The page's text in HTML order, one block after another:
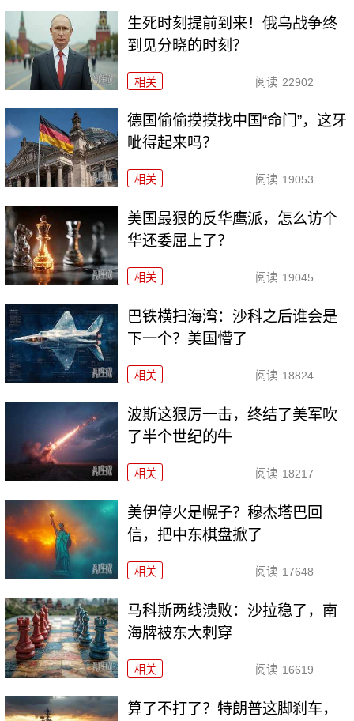
生死时刻提前到来！俄乌战争终
到见分晓的时刻？
相关 阅读 22902
德国偷偷摸摸找中国“命门”，这牙
呲得起来吗？
相关 阅读 19053
美国最狠的反华鹰派，怎么访个
华还委屈上了？
相关 阅读 19045
巴铁横扫海湾：沙科之后谁会是
下一个？美国懵了
相关 阅读 18824
波斯这狠厉一击，终结了美军吹
了半个世纪的牛
相关 阅读 18217
美伊停火是幌子？穆杰塔巴回
信，把中东棋盘掀了
相关 阅读 17648
马科斯两线溃败：沙拉稳了，南
海牌被东大刺穿
相关 阅读 16619
算了不打了？特朗普这脚刹车，